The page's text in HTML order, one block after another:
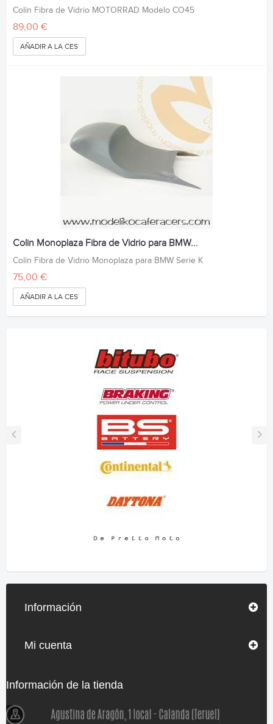
Colín Fibra de Vidrio MOTORRAD Modelo CO45
89,00 €
AÑADIR A LA CESTA
Colin Monoplaza Fibra de Vidrio para BMW...
Colín Fibra de Vidrio Monoplaza para BMW Serie K
75,00 €
AÑADIR A LA CESTA
Información
Mi cuenta
Información de la tienda